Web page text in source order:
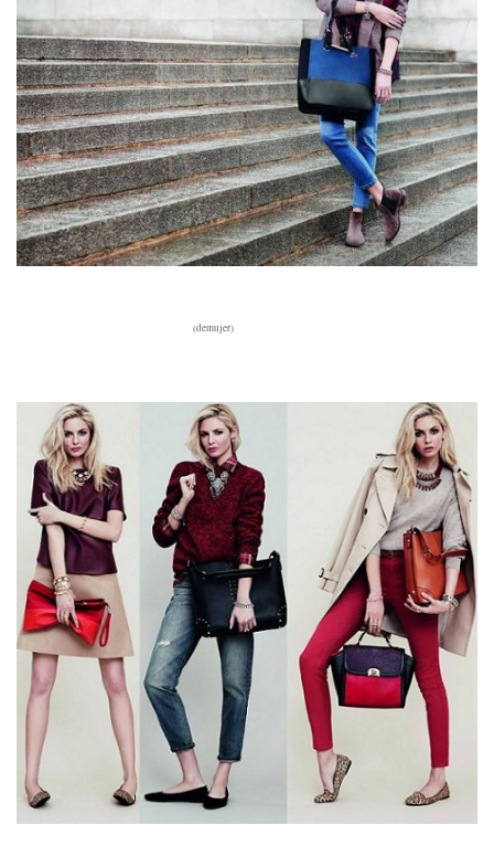
(demujer)